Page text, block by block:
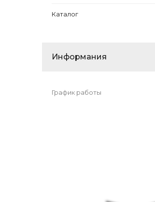
Каталог
Информания
График работы